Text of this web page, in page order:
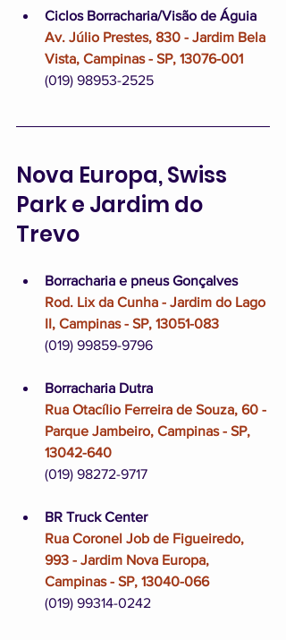
Ciclos Borracharia/Visão de Águia
Av. Júlio Prestes, 830 - Jardim Bela
Vista, Campinas - SP, 13076-001
(019) 98953-2525
Nova Europa, Swiss
Park e Jardim do
Trevo
Borracharia e pneus Gonçalves
Rod. Lix da Cunha - Jardim do Lago
II, Campinas - SP, 13051-083
(019) 99859-9796
Borracharia Dutra
Rua Otacílio Ferreira de Souza, 60 -
Parque Jambeiro, Campinas - SP,
13042-640
(019) 98272-9717
BR Truck Center
Rua Coronel Job de Figueiredo,
993 - Jardim Nova Europa,
Campinas - SP, 13040-066
(019) 99314-0242